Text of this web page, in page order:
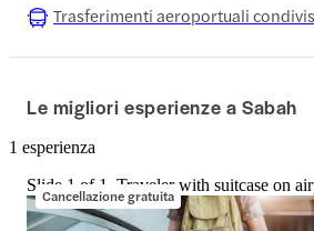
Trasferimenti aeroportuali
Le migliori esperienze a Sabah
1 esperienza
Cancellazione gratuita
Slide 1 of 1, Traveler with suitcase on